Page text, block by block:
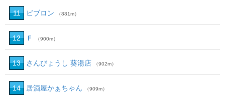
11 ビブロン （881m）
12 Ｆ （900m）
13 さんびょうし 葵湯店 （902m）
14 居酒屋かぁちゃん （909m）